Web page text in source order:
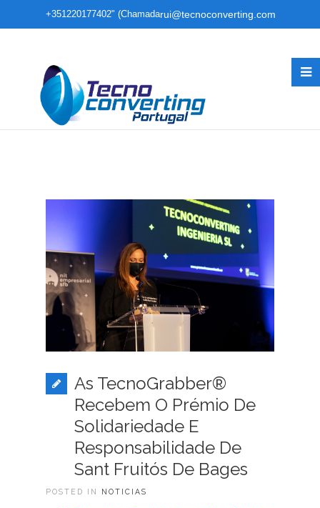
+351220177402" (Chamadarui@tecnoconverting.com
As TecnoGrabber®
Recebem O Prémio De
Solidariedade E
Responsabilidade De
Sant Fruitós De Bages
POSTED IN NOTICIAS